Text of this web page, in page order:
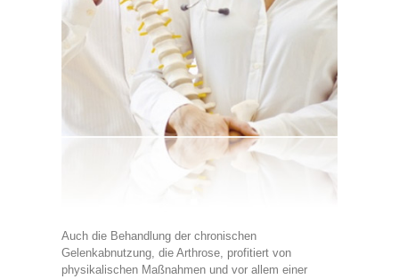
Auch die Behandlung der chronischen
Gelenkabnutzung, die Arthrose, profitiert von
physikalischen Maßnahmen und vor allem einer